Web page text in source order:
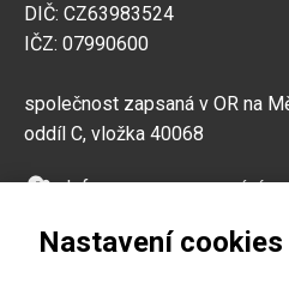
DIČ: CZ63983524
IČZ: 07990600
společnost zapsaná v OR na
oddíl C, vložka 40068
Informace o zpracování
Zpětný odběr
Nastavení cookies